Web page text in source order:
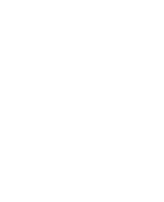
i
på